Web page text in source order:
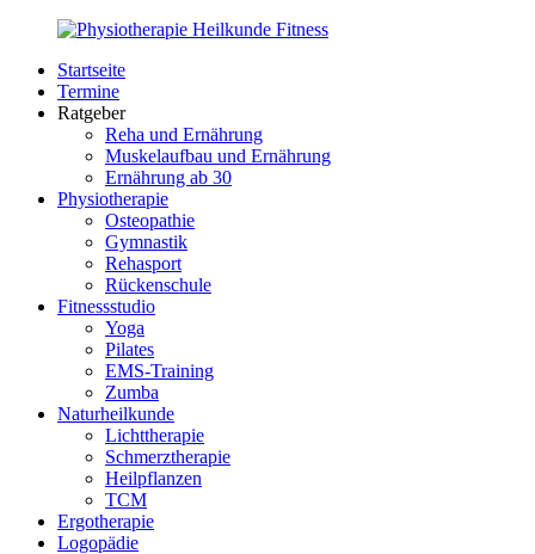
Zurück
Inhalt
PhysioMed-
Fit.de
Gesundheit
Startseite
Termine
Ratgeber
Reha und Ernährung
Muskelaufbau und Ernährung
Ernährung ab 30
Physiotherapie
Osteopathie
Gymnastik
Rehasport
Rückenschule
Fitnessstudio
Yoga
Pilates
EMS-Training
Zumba
Naturheilkunde
Lichttherapie
Schmerztherapie
Heilpflanzen
TCM
Ergotherapie
Logopädie